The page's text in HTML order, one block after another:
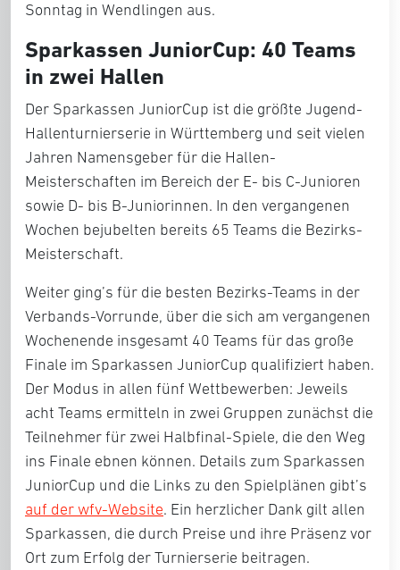
Sonntag in Wendlingen aus.
Sparkassen JuniorCup: 40 Teams
in zwei Hallen
Der Sparkassen JuniorCup ist die größte Jugend-
Hallenturnierserie in Württemberg und seit vielen
Jahren Namensgeber für die Hallen-
Meisterschaften im Bereich der E- bis C-Junioren
sowie D- bis B-Juniorinnen. In den vergangenen
Wochen bejubelten bereits 65 Teams die Bezirks-
Meisterschaft.
Weiter ging’s für die besten Bezirks-Teams in der
Verbands-Vorrunde, über die sich am vergangenen
Wochenende insgesamt 40 Teams für das große
Finale im Sparkassen JuniorCup qualifiziert haben.
Der Modus in allen fünf Wettbewerben: Jeweils
acht Teams ermitteln in zwei Gruppen zunächst die
Teilnehmer für zwei Halbfinal-Spiele, die den Weg
ins Finale ebnen können. Details zum Sparkassen
JuniorCup und die Links zu den Spielplänen gibt’s
auf der wfv-Website. Ein herzlicher Dank gilt allen
Sparkassen, die durch Preise und ihre Präsenz vor
Ort zum Erfolg der Turnierserie beitragen.